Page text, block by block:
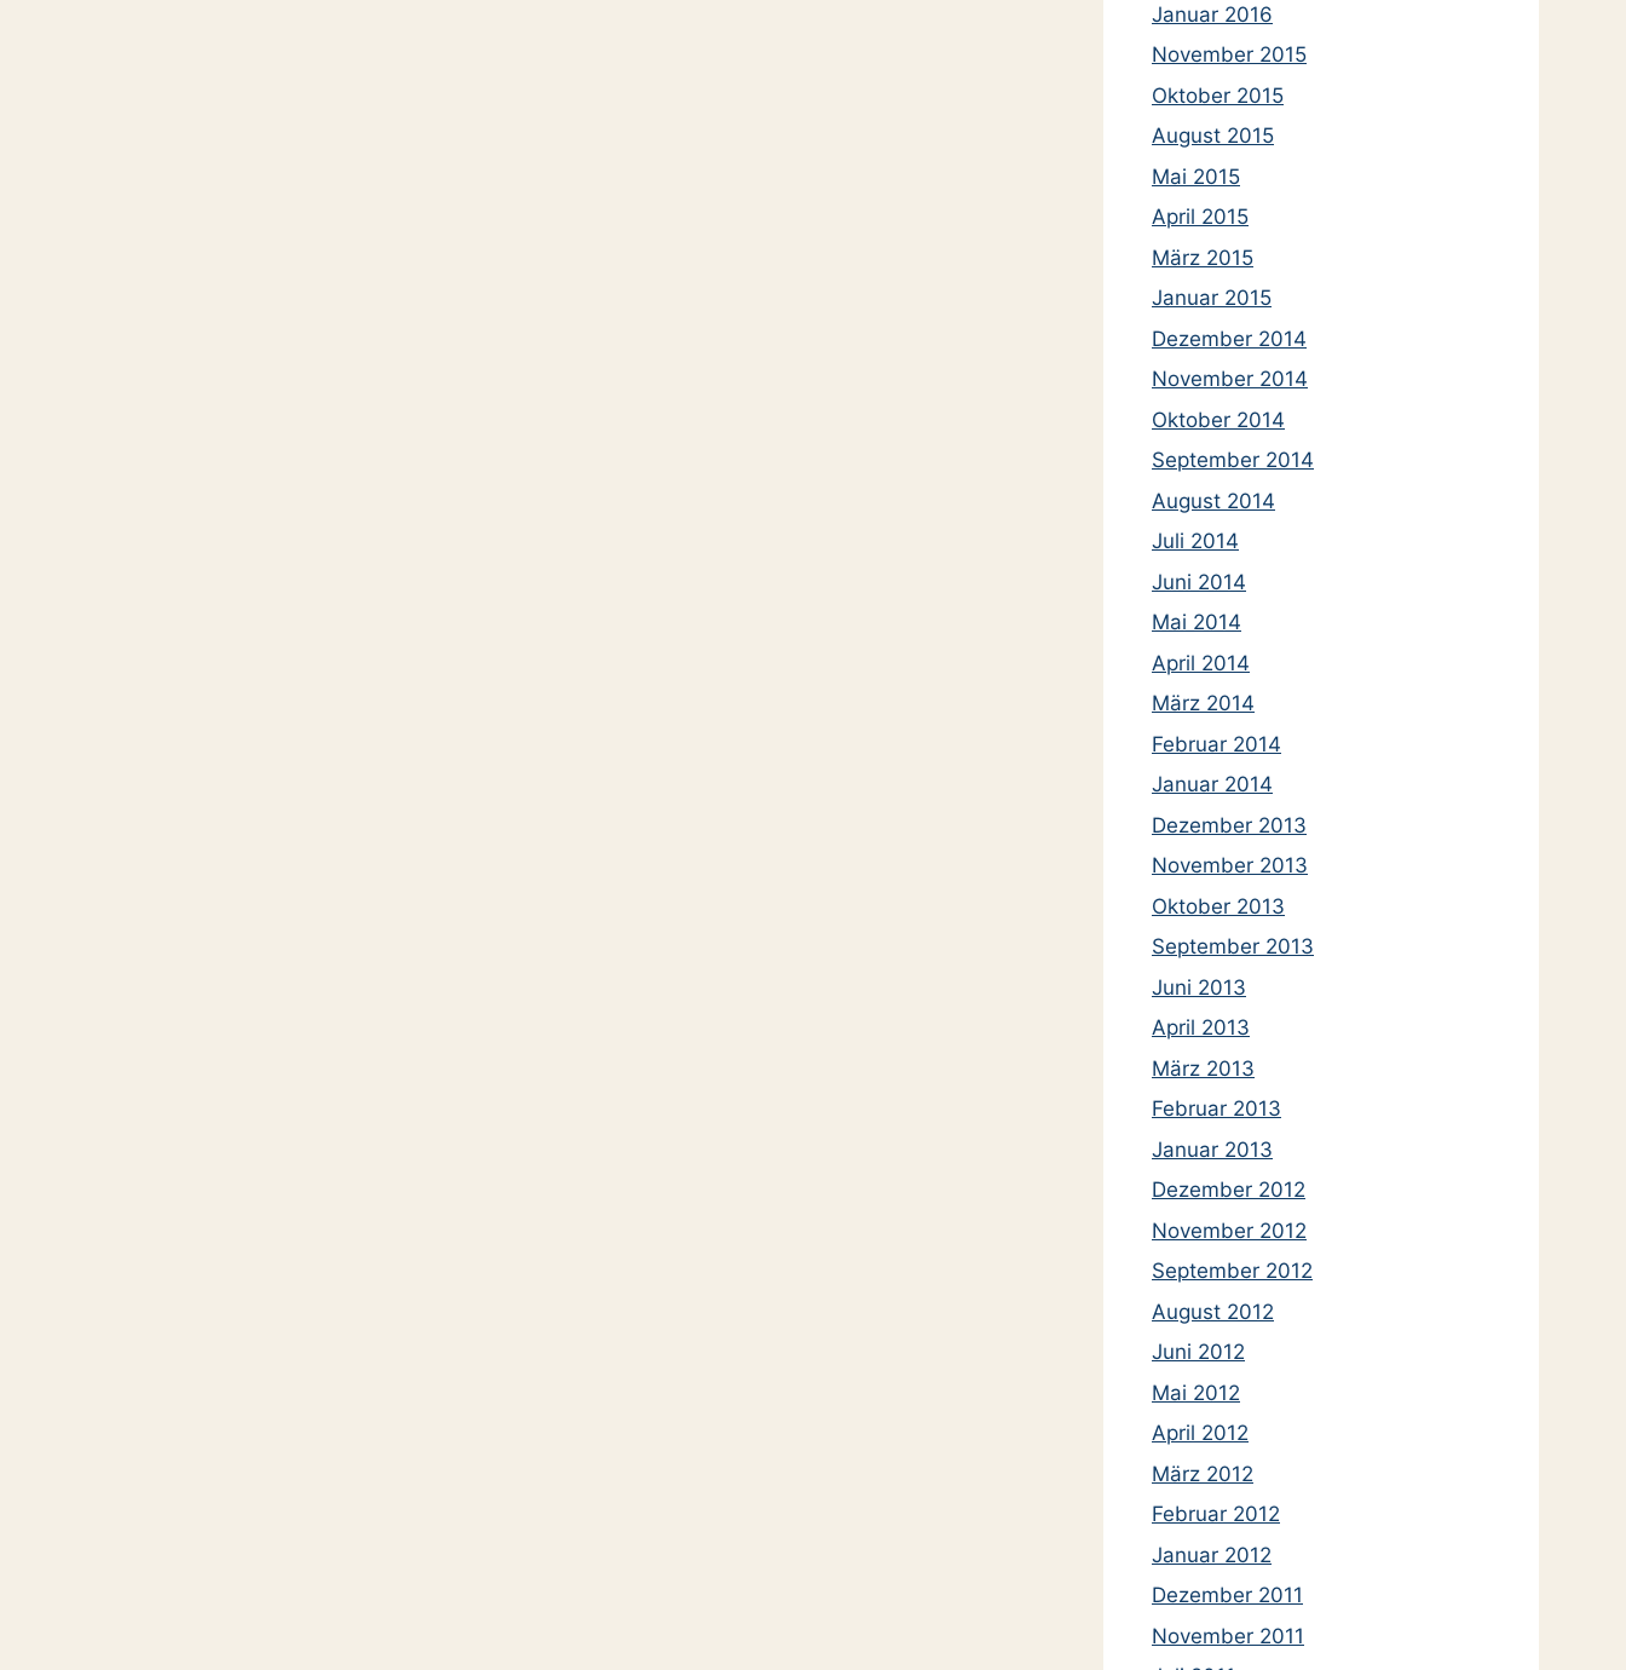
Januar 2016
November 2015
Oktober 2015
August 2015
Mai 2015
April 2015
März 2015
Januar 2015
Dezember 2014
November 2014
Oktober 2014
September 2014
August 2014
Juli 2014
Juni 2014
Mai 2014
April 2014
März 2014
Februar 2014
Januar 2014
Dezember 2013
November 2013
Oktober 2013
September 2013
Juni 2013
April 2013
März 2013
Februar 2013
Januar 2013
Dezember 2012
November 2012
September 2012
August 2012
Juni 2012
Mai 2012
April 2012
März 2012
Februar 2012
Januar 2012
Dezember 2011
November 2011